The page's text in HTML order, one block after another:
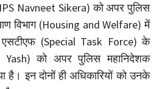
Navneet Sikera) को अपर पुलिस
विभाग (Housing and Welfare) में
एसटीएफ (Special Task Force) के
को अपर पुलिस महानिदेशक
है। इन दोनों ही अधिकारियों को उनके